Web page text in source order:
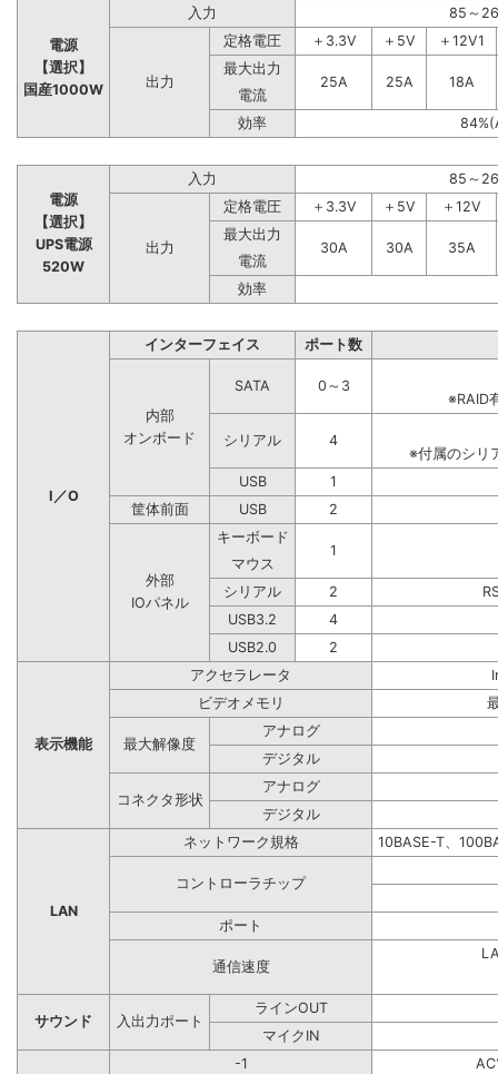
電源
【選択】
国産1000W
入力 85～
出力
定格電圧 ＋3.3V ＋5V
＋12V1
最大出力
25A
25A
18A
電流
効率
電源
【選択】
UPS電源
520W
入力 85～
出力
定格電圧 ＋3.3V ＋5V
＋12V
最大出力
30A
30A
35A
電流
効率
I／O
インターフェイス ポート数
内部
オンボード
SATA
0～3
※RAID
シリアル
4
※付属のシリ
USB
1
筐体前面
USB 2
外部
IOパネル
キーボード
1
マウス
シリアル
2
USB3.2
4
USB2.0
2
表示機能
アクセラレータ
ビデオメモリ
最大解像度
アナログ
デジタル
コネクタ形状
アナログ
デジタル
LAN
ネットワーク規格 10BASE-T、
コントローラチップ
ポート
通信速度
サウンド 入出力ポート
ラインOUT
マイクIN
-1